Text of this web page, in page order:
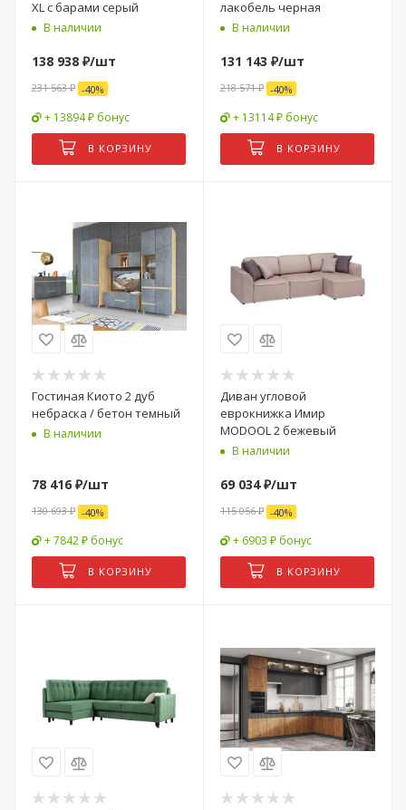
XL с барами серый
В наличии
138 938 ₽/шт
231 563₽ -40%
+ 13894 ₽ бонус
В КОРЗИНУ
лакобель черная
В наличии
131 143 ₽/шт
218 571₽ -40%
+ 13114 ₽ бонус
В КОРЗИНУ
Гостиная Киото 2 дуб
небраска / бетон темный
В наличии
78 416 ₽/шт
130 693₽ -40%
+ 7842 ₽ бонус
В КОРЗИНУ
Диван угловой
еврокнижка Имир
MODOOL 2 бежевый
В наличии
69 034₽/шт
115 056₽ -40%
+ 6903 ₽ бонус
В КОРЗИНУ